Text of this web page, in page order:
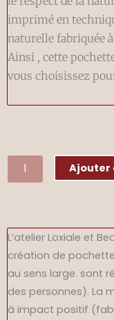
imprimé en
naturelle fabriquée
Ainsi , cette
vous choisissez
quantité
de
pour
œufs
de
jade
Ajouter
L’atelier Loxiale et
création de
au sens large. sont
des personnes). La
à impact positif